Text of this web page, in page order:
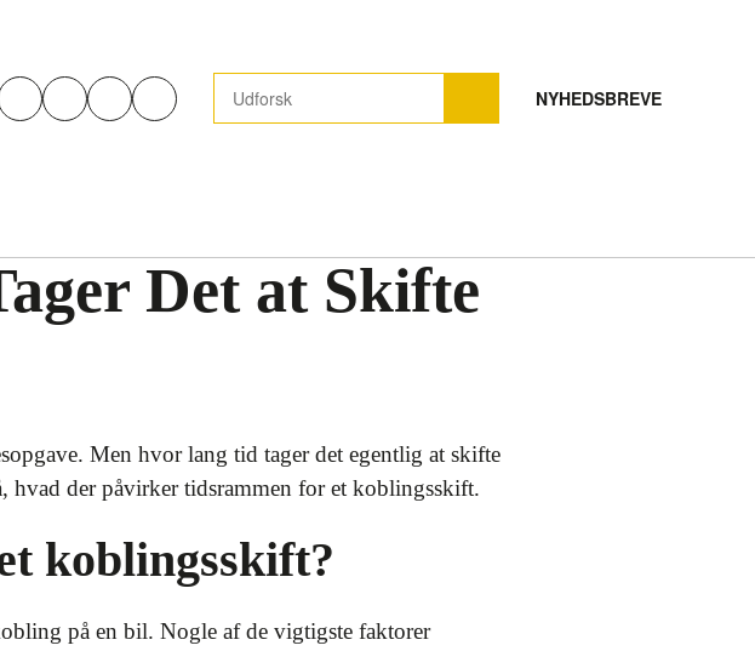
NYHEDSBREVE
Det at Skifte
Men hvor lang tid tager det egentlig at skifte
hvad der påvirker tidsrammen for et koblingsskift.
koblingsskift?
på en bil. Nogle af de vigtigste faktorer